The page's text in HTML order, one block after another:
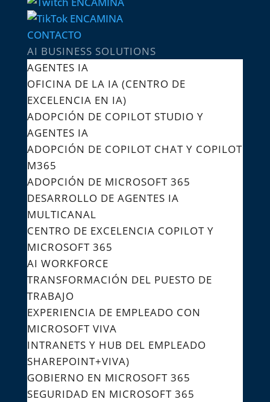
CONTACTO
AI BUSINESS SOLUTIONS
AGENTES IA
OFICINA DE LA IA (CENTRO DE
EXCELENCIA EN IA)
ADOPCIÓN DE COPILOT STUDIO Y
AGENTES IA
ADOPCIÓN DE COPILOT CHAT Y COPILOT
M365
ADOPCIÓN DE MICROSOFT 365
DESARROLLO DE AGENTES IA
MULTICANAL
CENTRO DE EXCELENCIA COPILOT Y
MICROSOFT 365
AI WORKFORCE
TRANSFORMACIÓN DEL PUESTO DE
TRABAJO
EXPERIENCIA DE EMPLEADO CON
MICROSOFT VIVA​
INTRANETS Y HUB DEL EMPLEADO
SHAREPOINT+VIVA)
GOBIERNO EN MICROSOFT 365
SEGURIDAD EN MICROSOFT 365